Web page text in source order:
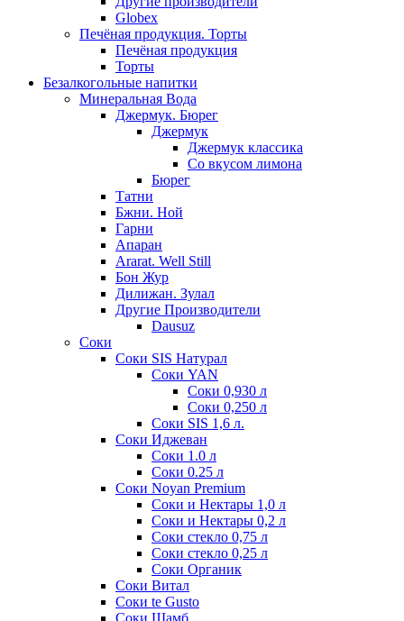
Globex
Печёная продукция. Торты
Печёная продукция
Торты
Безалкогольные напитки
Минеральная Вода
Джермук. Бюрег
Джермук
Джермук классика
Со вкусом лимона
Бюрег
Татни
Бжни. Ной
Гарни
Апаран
Ararat. Well Still
Бон Жур
Дилижан. Зулал
Другие Производители
Dausuz
Соки
Соки SIS Натурал
Соки YAN
Соки 0,930 л
Соки 0,250 л
Соки SIS 1,6 л.
Соки Иджеван
Соки 1.0 л
Соки 0.25 л
Соки Noyan Premium
Соки и Нектары 1,0 л
Соки и Нектары 0,2 л
Соки стекло 0,75 л
Соки стекло 0,25 л
Соки Органик
Соки Витал
Соки te Gusto
Соки Шамб